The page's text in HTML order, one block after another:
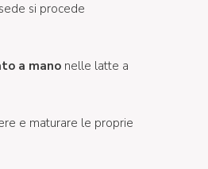
si procede
a manonelle latte a
e maturare le proprie